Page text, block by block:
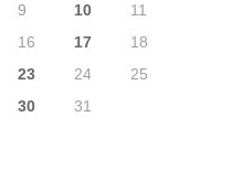
9 10
11
16 17
18
23 24
25
30
31